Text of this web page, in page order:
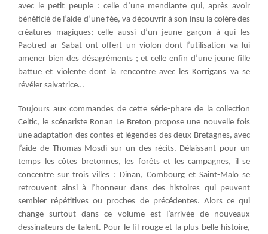
avec le petit peuple : celle d’une mendiante qui, après avoir
bénéficié de l’aide d’une fée, va découvrir à son insu la colère des
créatures magiques; celle aussi d’un jeune garçon à qui les
Paotred ar Sabat ont offert un violon dont l’utilisation va lui
amener bien des désagréments ; et celle enfin d’une jeune fille
battue et violente dont la rencontre avec les Korrigans va se
révéler salvatrice…
Toujours aux commandes de cette série-phare de la collection
Celtic, le scénariste Ronan Le Breton propose une nouvelle fois
une adaptation des contes et légendes des deux Bretagnes, avec
l’aide de Thomas Mosdi sur un des récits. Délaissant pour un
temps les côtes bretonnes, les forêts et les campagnes, il se
concentre sur trois villes : Dinan, Combourg et Saint-Malo se
retrouvent ainsi à l’honneur dans des histoires qui peuvent
sembler répétitives ou proches de précédentes. Alors ce qui
change surtout dans ce volume est l’arrivée de nouveaux
dessinateurs de talent. Pour le fil rouge et la plus belle histoire,